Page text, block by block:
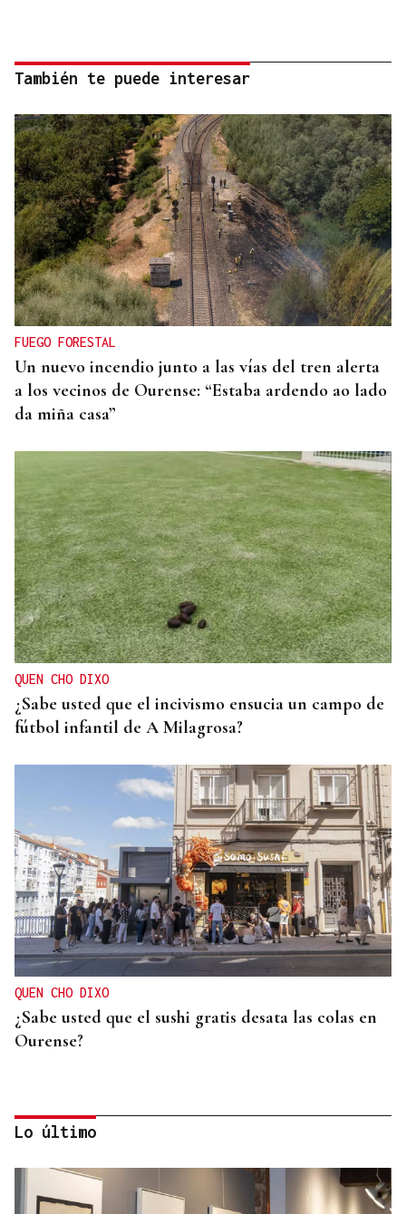
También te puede interesar
FUEGO FORESTAL
Un nuevo incendio junto a las vías del tren alerta
a los vecinos de Ourense: “Estaba ardendo ao lado
da miña casa”
QUEN CHO DIXO
¿Sabe usted que el incivismo ensucia un campo de
fútbol infantil de A Milagrosa?
QUEN CHO DIXO
¿Sabe usted que el sushi gratis desata las colas en
Ourense?
Lo último